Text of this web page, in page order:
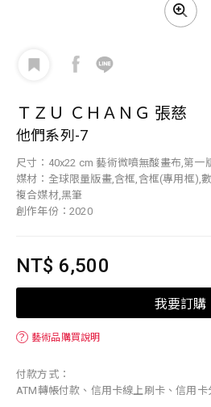
ＴＺＵ ＣＨＡＮＧ 張慈
他們系列-7
尺寸：40x22 cm 藝術微噴無酸畫布,第一
媒材：全球限量版畫,含框,含框(專用框),
複合媒材,黑筆
創作年份：2020
NT$ 6,500
我要訂購
？ 藝術品購買說明
付款方式：
ATM轉帳付款、信用卡線上刷卡、信用卡